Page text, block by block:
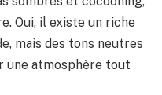
Oui, il existe un riche
mais des tons neutres
une atmosphère tout